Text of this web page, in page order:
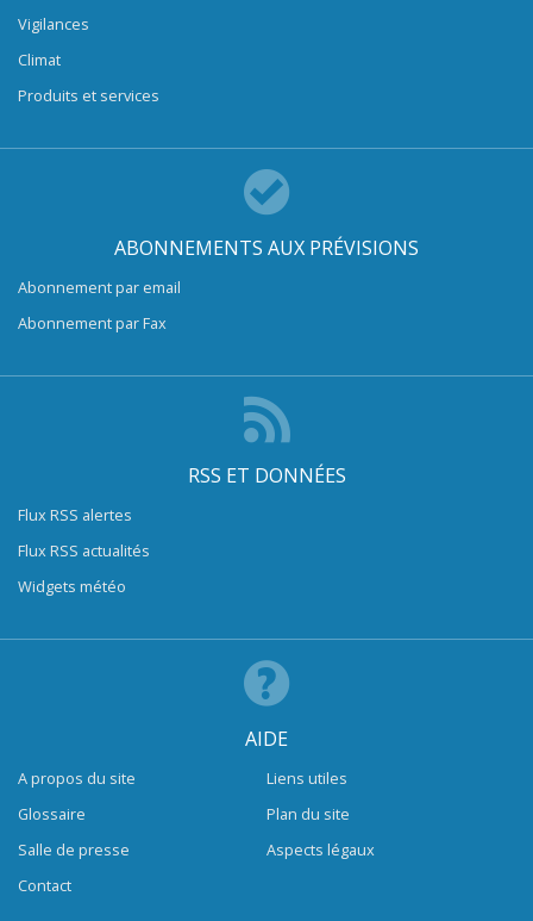
Vigilances
Climat
Produits et services
ABONNEMENTS AUX PRÉVISIONS
Abonnement par email
Abonnement par Fax
RSS ET DONNÉES
Flux RSS alertes
Flux RSS actualités
Widgets météo
AIDE
A propos du site
Glossaire
Salle de presse
Contact
Liens utiles
Plan du site
Aspects légaux